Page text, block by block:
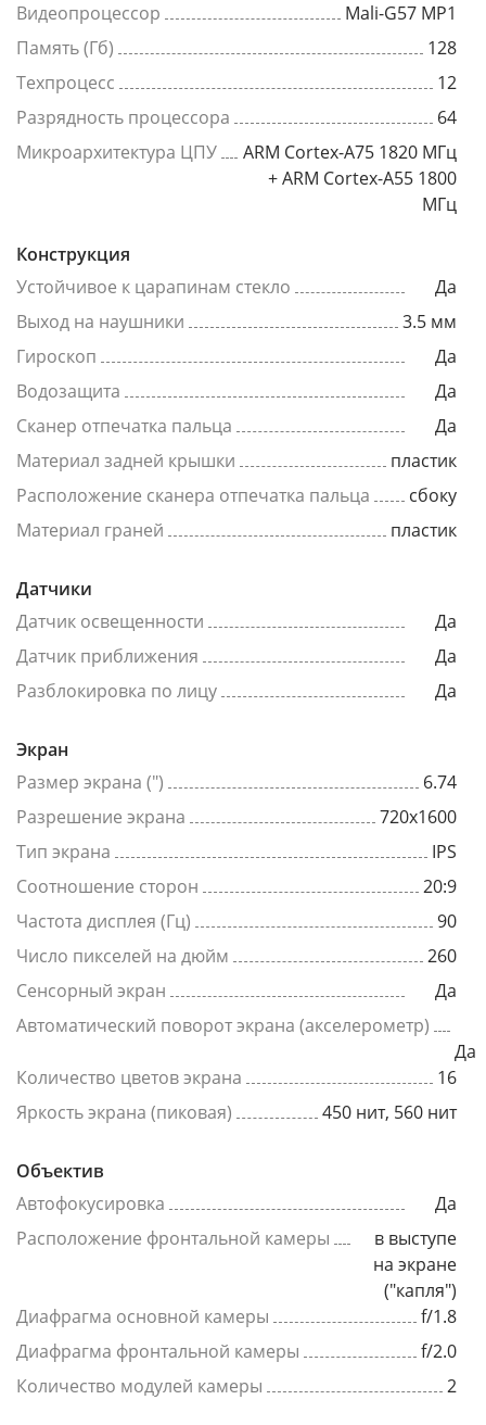
Видеопроцессор
Mali-G57 MP1
Память (Гб)
128
Техпроцесс
12
Разрядность процессора
64
Микроархитектура ЦПУ
ARM Cortex-A75 1820 МГц
+ ARM Cortex-A55 1800
МГц
Конструкция
Устойчивое к царапинам стекло
Да
Выход на наушники
3.5 мм
Гироскоп
Да
Водозащита
Да
Сканер отпечатка пальца
Да
Материал задней крышки
пластик
Расположение сканера отпечатка пальца
сбоку
Материал граней
пластик
Датчики
Датчик освещенности
Да
Датчик приближения
Да
Разблокировка по лицу
Да
Экран
Размер экрана (")
6.74
Разрешение экрана
720x1600
Тип экрана
IPS
Соотношение сторон
20:9
Частота дисплея (Гц)
90
Число пикселей на дюйм
260
Сенсорный экран
Да
Автоматический поворот экрана (акселерометр)
Да
Количество цветов экрана
16
Яркость экрана (пиковая)
450 нит, 560 нит
Объектив
Автофокусировка
Да
Расположение фронтальной камеры
в выступе
на экране
("капля")
Диафрагма основной камеры
f/1.8
Диафрагма фронтальной камеры
f/2.0
Количество модулей камеры
2